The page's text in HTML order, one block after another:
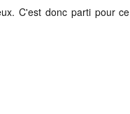
C'est donc parti pour ce